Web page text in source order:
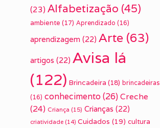
(23) Alfabetização (45)
ambiente (17) Aprendizado (16)
aprendizagem (22) Arte (63)
artigos (22) Avisa lá
(122) Brincadeira (18) brincadeiras
(16) conhecimento(26) Creche
(24) Criança (15) Crianças (22)
criatividade (14) Cuidados (19) cultura